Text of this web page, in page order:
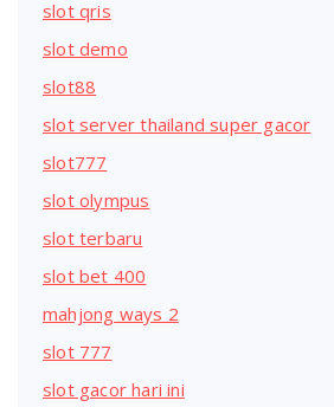
slot qris
slot demo
slot88
slot server thailand super gacor
slot777
slot olympus
slot terbaru
slot bet 400
mahjong ways 2
slot 777
slot gacor hari ini